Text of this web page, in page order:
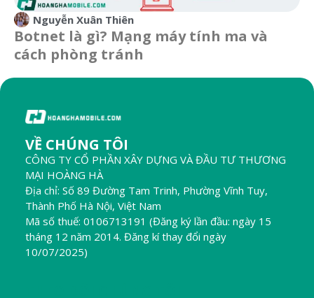
Nguyễn Xuân Thiên
Botnet là gì? Mạng máy tính ma và
cách phòng tránh
VỀ CHÚNG TÔI
CÔNG TY CỔ PHẦN XÂY DỰNG VÀ ĐẦU TƯ THƯƠNG
MẠI HOÀNG HÀ
Địa chỉ: Số 89 Đường Tam Trinh, Phường Vĩnh Tuy,
Thành Phố Hà Nội, Việt Nam
Mã số thuế: 0106713191 (Đăng ký lần đầu: ngày 15
tháng 12 năm 2014. Đăng kí thay đổi ngày
10/07/2025)